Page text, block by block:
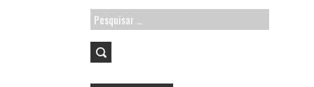
Pesquisar
por: